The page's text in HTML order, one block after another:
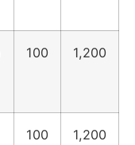
100 1,200
100 1,200